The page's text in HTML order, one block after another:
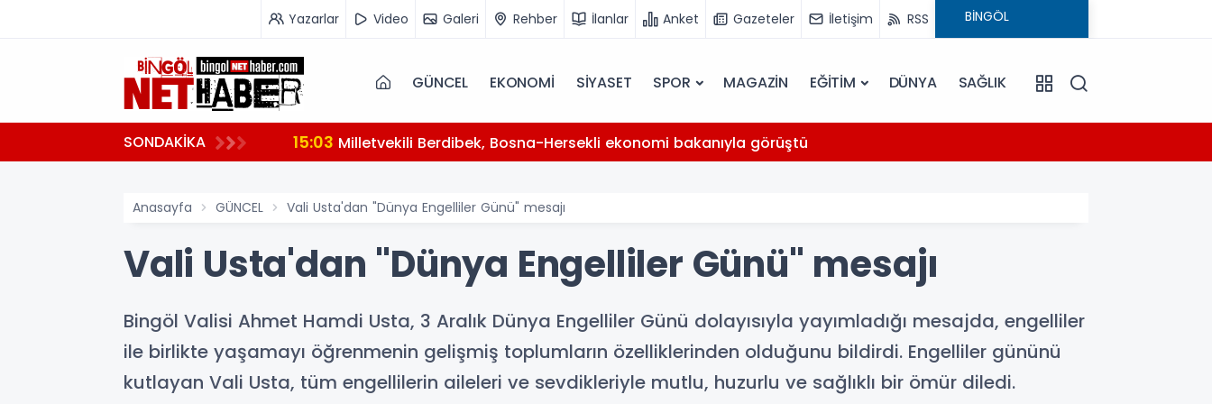
Yazarlar Video Galeri Rehber İlanlar Anket Gazeteler İletişim RSS
GÜNCEL EKONOMİ SİYASET SPOR MAGAZİN EĞİTİM DÜNYA SAĞLIK
SONDAKİKA 15:03 Milletvekili Berdibek, Bosna-Hersekli ekonomi bakanıyla görüştü
Anasayfa GÜNCEL Vali Usta'dan "Dünya Engelliler Günü" mesajı
Vali Usta'dan "Dünya Engelliler Günü" mesajı
Bingöl Valisi Ahmet Hamdi Usta, 3 Aralık Dünya Engelliler Günü dolayısıyla yayımladığı mesajda, engelliler
ile birlikte yaşamayı öğrenmenin gelişmiş toplumların özelliklerinden olduğunu bildirdi. Engelliler gününü
kutlayan Vali Usta, tüm engellilerin aileleri ve sevdikleriyle mutlu, huzurlu ve sağlıklı bir ömür diledi.